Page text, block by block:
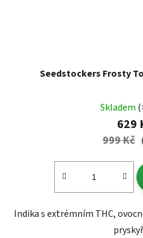
Seedstockers Frosty
Skladem
629
999 Kč
Indika s extrémním THC,